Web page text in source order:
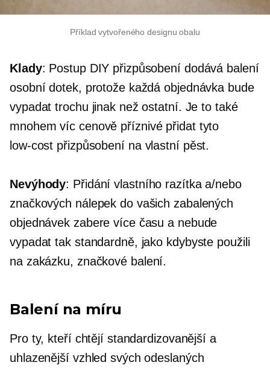
Příklad vytvořeného designu obalu
Klady: Postup DIY přizpůsobení dodává balení
osobní dotek, protože každá objednávka bude
vypadat trochu jinak než ostatní. Je to také
mnohem víc cenově příznivépřidat tyto
low-cost přizpůsobení na vlastní pěst.
Nevýhody: Přidání vlastního razítka a/nebo
značkových nálepek do vašich zabalených
objednávek zabere více času a nebude
vypadat tak standardně, jako kdybyste použili
na zakázku, značkové balení.
Balení na míru
Pro ty, kteří chtějí standardizovanější a
uhlazenější vzhled svých odeslaných